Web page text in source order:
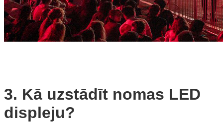
3. Kā uzstādīt nomas LED
displeju?